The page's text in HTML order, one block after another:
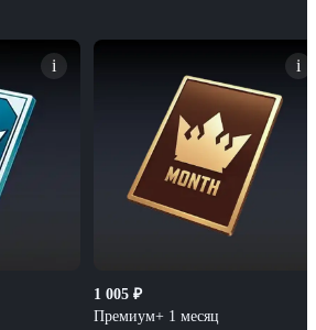
i i
1 005 ₽
Премиум+ 1 месяц